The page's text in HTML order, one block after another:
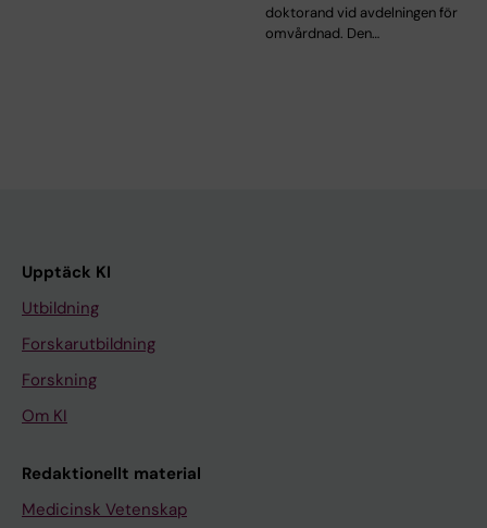
doktorand vid avdelningen för
omvårdnad. Den…
Upptäck KI
Utbildning
Forskarutbildning
Forskning
Om KI
Redaktionellt material
Medicinsk Vetenskap